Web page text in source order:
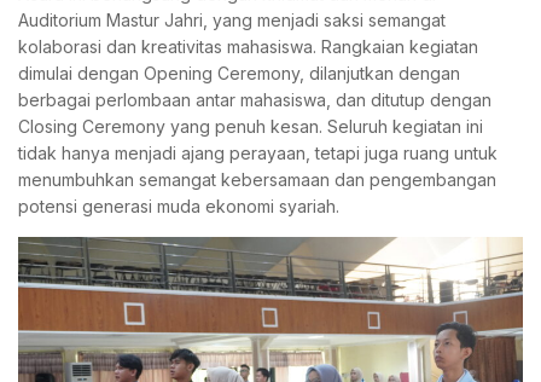
Auditorium Mastur Jahri, yang menjadi saksi semangat
kolaborasi dan kreativitas mahasiswa. Rangkaian kegiatan
dimulai dengan Opening Ceremony, dilanjutkan dengan
berbagai perlombaan antar mahasiswa, dan ditutup dengan
Closing Ceremony yang penuh kesan. Seluruh kegiatan ini
tidak hanya menjadi ajang perayaan, tetapi juga ruang untuk
menumbuhkan semangat kebersamaan dan pengembangan
potensi generasi muda ekonomi syariah.